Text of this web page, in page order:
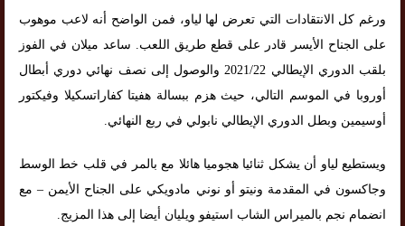
ورغم كل الانتقادات التي تعرض لها لياو، فمن الواضح أنه لاعب موهوب
على الجناح الأيسر قادر على قطع طريق اللعب. ساعد ميلان في الفوز
بلقب الدوري الإيطالي 2021/22 والوصول إلى نصف نهائي دوري أبطال
أوروبا في الموسم التالي، حيث هزم ببسالة هفيتا كفاراتسكيلا وفيكتور
أوسيمين وبطل الدوري الإيطالي نابولي في ربع النهائي.
ويستطيع لياو أن يشكل ثنائيا هجوميا هائلا مع بالمر في قلب خط الوسط
وجاكسون في المقدمة ونيتو ​​أو نوني مادويكي على الجناح الأيمن – مع
انضمام نجم بالميراس الشاب استيفو ويليان أيضا إلى هذا المزيج.